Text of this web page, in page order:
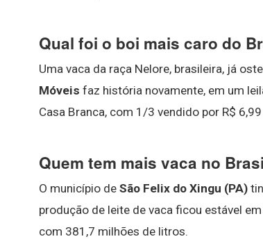
Qual foi o boi mais caro do
Uma vaca da raça Nelore, brasileira, já
Móveis faz história novamente, em um
Casa Branca, com 1/3 vendido por R$
Quem tem mais vaca no
O município de São Felix do Xingu (PA)
produção de leite de vaca ficou estável
com 381,7 milhões de litros.